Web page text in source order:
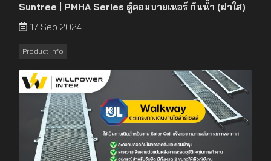
Suntree | PMHA Series ตู้คอมบายเนอร์ กันน้ำ (ฝาใส)
17 Sep 2024
Product info